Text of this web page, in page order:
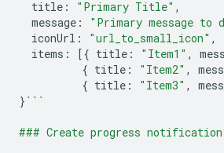
title : "Primary Title" ,
message : "Primary message to
iconUrl : "url_to_small_icon" ,
items : [{ title : "Item1" ,
{ title : "Item2" ,
{ title : "Item3" ,
} ```
### Create progress